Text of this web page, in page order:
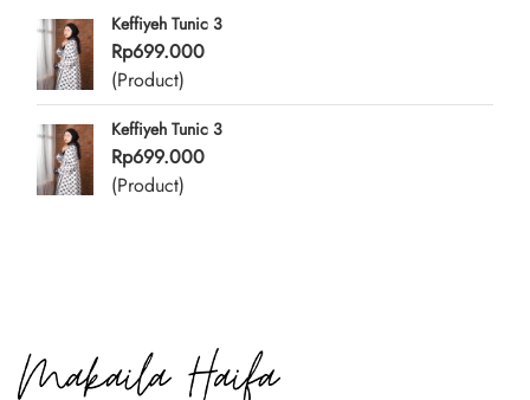
Keffiyeh Tunic 3
Rp699.000
(Product)
Keffiyeh Tunic 3
Rp699.000
(Product)